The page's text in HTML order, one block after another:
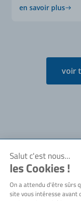
en savoir plus
voir
Notre société
Qui sommes-nous ?
Besoin d'aide ?